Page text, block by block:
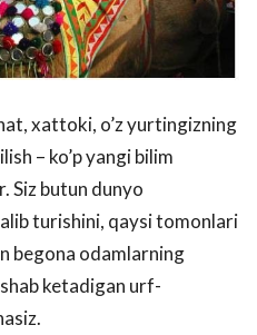
xattoki, o’z yurtingizning
– ko’p yangi bilim
Siz butun dunyo
turishini, qaysi tomonlari
begona odamlarning
ketadigan urf-